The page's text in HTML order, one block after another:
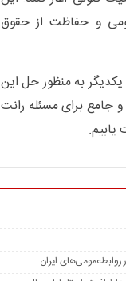
و حفاظت از حقوق
یکدیگر به منظور حل این
جامع برای مسئله رانت
روابط‌عمومی‌های ایران